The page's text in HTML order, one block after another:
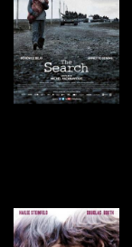
VAI ALLA SCHEDA